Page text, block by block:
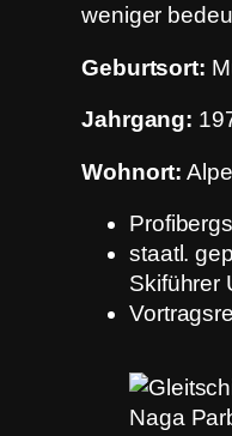
weniger
Geburtsort:
Jahrgang:
Wohnort:
staatl.
Skiführer